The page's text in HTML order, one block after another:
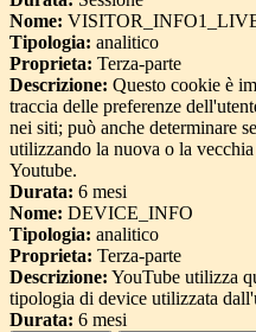
Nome:
Tipologia: analitico
Proprieta: Terza-parte
Descrizione: Questo cookie è
traccia delle preferenze
nei siti; può anche determinare
utilizzando la nuova o la
Youtube.
Durata: 6 mesi
Nome: DEVICE_INFO
Tipologia: analitico
Proprieta: Terza-parte
Descrizione: YouTube utilizza
tipologia di device utilizzata
Durata: 6 mesi